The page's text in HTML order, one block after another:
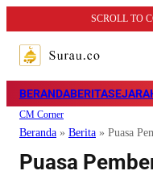
SCROLL TO
BERANDABERITA
CM Corner
Beranda » Berita » Puasa
Puasa